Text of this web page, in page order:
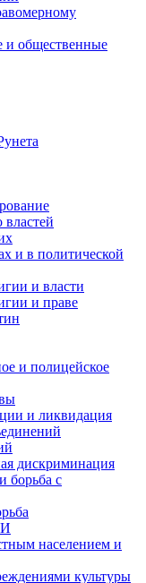
и общественные
властей
и в политической
и власти
и праве
и полицейское
и ликвидация
дискриминация
борьба с
населением и
культуры